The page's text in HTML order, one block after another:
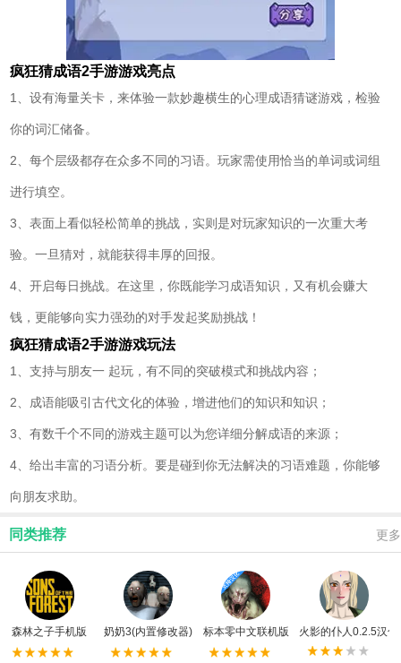
疯狂猜成语2手游游戏亮点
1、设有海量关卡，来体验一款妙趣横生的心理成语猜谜游戏，检验
你的词汇储备。
2、每个层级都存在众多不同的习语。玩家需使用恰当的单词或词组
进行填空。
3、表面上看似轻松简单的挑战，实则是对玩家知识的一次重大考
验。一旦猜对，就能获得丰厚的回报。
4、开启每日挑战。在这里，你既能学习成语知识，又有机会赚大
钱，更能够向实力强劲的对手发起奖励挑战！
疯狂猜成语2手游游戏玩法
1、支持与朋友一 起玩，有不同的突破模式和挑战内容；
2、成语能吸引古代文化的体验，增进他们的知识和知识；
3、有数千个不同的游戏主题可以为您详细分解成语的来源；
4、给出丰富的习语分析。要是碰到你无法解决的习语难题，你能够
向朋友求助。
同类推荐 更多
森林之子手机版 奶奶3(内置修改器) 标本零中文联机版 火影的仆人0.2.5汉化